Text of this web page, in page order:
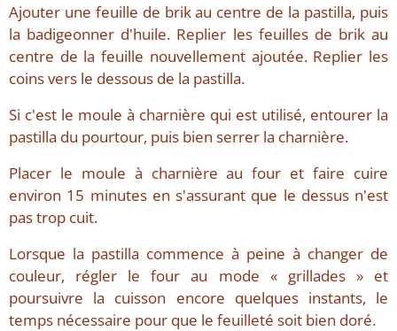
Ajouter une feuille de brik au centre de la pastilla, puis
la badigeonner d'huile. Replier les feuilles de brik au
centre de la feuille nouvellement ajoutée. Replier les
coins vers le dessous de la pastilla.
Si c'est le moule à charnière qui est utilisé, entourer la
pastilla du pourtour, puis bien serrer la charnière.
Placer le moule à charnière au four et faire cuire
environ 15 minutes en s'assurant que le dessus n'est
pas trop cuit.
Lorsque la pastilla commence à peine à changer de
couleur, régler le four au mode « grillades » et
poursuivre la cuisson encore quelques instants, le
temps nécessaire pour que le feuilleté soit bien doré.